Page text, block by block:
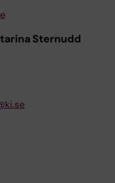
Sternudd